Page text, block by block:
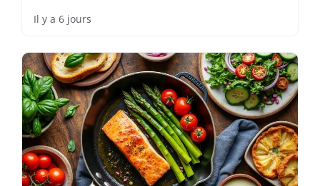
Il y a 6 jours